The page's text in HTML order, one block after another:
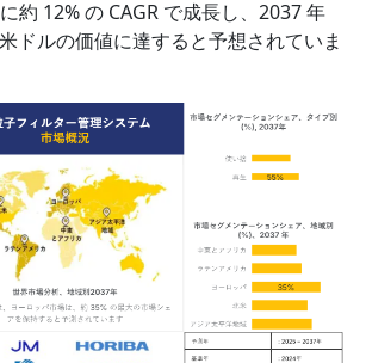
約 12% の CAGR で成長し、2037 年
ドルの価値に達すると予想されていま